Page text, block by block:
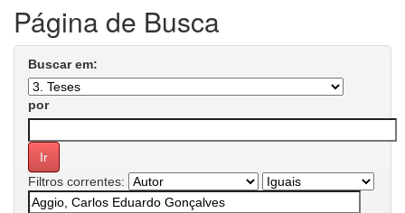
Página de Busca
Buscar em:
por
Filtros correntes: